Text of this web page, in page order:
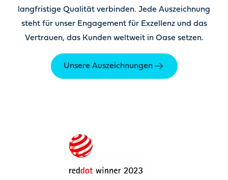
langfristige Qualität verbinden. Jede Auszeichnung
steht für unser Engagement für Exzellenz und das
Vertrauen, das Kunden weltweit in Oase setzen.
Unsere Auszeichnungen